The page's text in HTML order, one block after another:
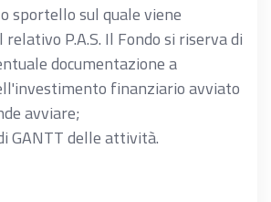
sportello sul quale viene
P.A.S. Il Fondo si riserva di
documentazione a
finanziario avviato
avviare;
GANTT delle attività.